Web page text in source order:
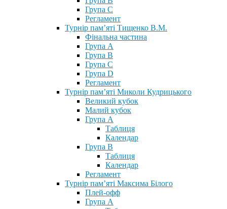
Група С
Регламент
Турнір пам’яті Тищенко В.М.
Фінальна частина
Група А
Група В
Група С
Група D
Регламент
Турнір пам’яті Миколи Кудрицького
Великий кубок
Малий кубок
Група А
Таблиця
Календар
Група В
Таблиця
Календар
Регламент
Турнір пам’яті Максима Білого
Плей-офф
Група А